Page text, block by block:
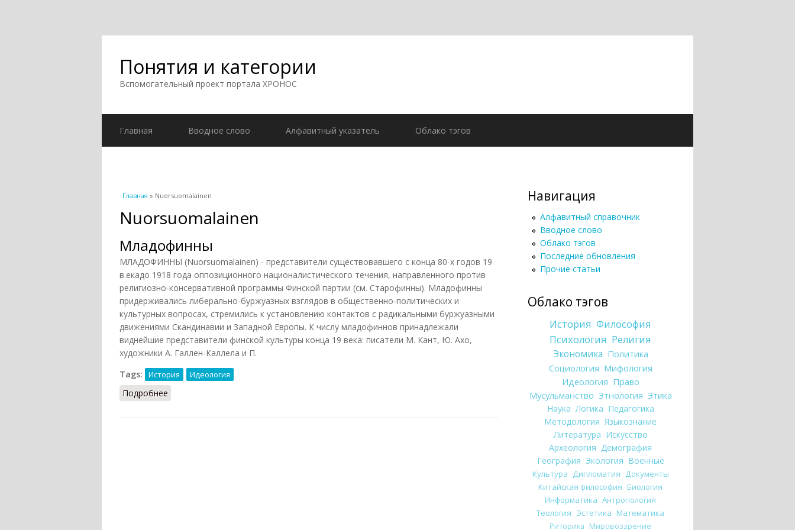
Понятия и категории
Вспомогательный проект портала ХРОНОС
Главная Вводное слово Алфавитный указатель Облако тэгов
Вы здесь
Главная » Nuorsuomalainen
Nuorsuomalainen
Младофинны
МЛАДОФИННЫ (Nuorsuomalainen) - представители существовавшего с конца 80-х годов 19
в.екадо 1918 года оппозиционного националистического течения, направленного против
религиозно-консервативной программы Финской партии (см. Старофинны). Младофинны
придерживались либерально-буржуазных взглядов в общественно-политических и
культурных вопросах, стремились к установлению контактов с радикальными буржуазными
движениями Скандинавии и Западной Европы. К числу младофиннов принадлежали
виднейшие представители финской культуры конца 19 века: писатели М. Кант, Ю. Ахо,
художники А. Галлен-Каллела и П.
Tags:
История Идеология
Подробнее
Навигация
Алфавитный справочник
Вводное слово
Облако тэгов
Последние обновления
Прочие статьи
Облако тэгов
История Философия
Психология Религия
Экономика Политика
Социология Мифология
Идеология Право
Мусульманство Этнология Этика
Наука Логика Педагогика
Методология Языкознание
Литература Искусство
Археология Демография
География Экология Военные
Культура Дипломатия Документы
Китайская философия Биология
Информатика Антропология
Теология Эстетика Математика
Риторика Мировоззрение